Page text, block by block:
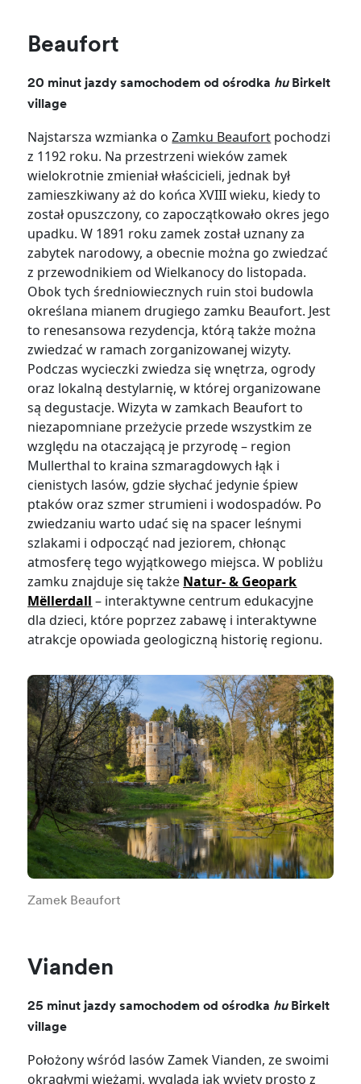
Beaufort
20 minut jazdy samochodem od ośrodka huBirkelt
village
Najstarsza wzmianka oZamku Beaufort pochodzi
z 1192 roku. Na przestrzeni wieków zamek
wielokrotnie zmieniał właścicieli, jednak był
zamieszkiwany aż do końca XVIII wieku, kiedy to
został opuszczony, co zapoczątkowało okres jego
upadku. W 1891 roku zamek został uznany za
zabytek narodowy, a obecnie można go zwiedzać
z przewodnikiem od Wielkanocy do listopada.
Obok tych średniowiecznych ruin stoi budowla
określana mianem drugiego zamku Beaufort. Jest
to renesansowa rezydencja, którą także można
zwiedzać w ramach zorganizowanej wizyty.
Podczas wycieczki zwiedza się wnętrza, ogrody
oraz lokalną destylarnię, w której organizowane
są degustacje. Wizyta w zamkach Beaufort to
niezapomniane przeżycie przede wszystkim ze
względu na otaczającą je przyrodę – region
Mullerthal to kraina szmaragdowych łąk i
cienistych lasów, gdzie słychać jedynie śpiew
ptaków oraz szmer strumieni i wodospadów. Po
zwiedzaniu warto udać się na spacer leśnymi
szlakami i odpocząć nad jeziorem, chłonąc
atmosferę tego wyjątkowego miejsca. W pobliżu
zamku znajduje się także Natur- & Geopark
Mëllerdall – interaktywne centrum edukacyjne
dla dzieci, które poprzez zabawę i interaktywne
atrakcje opowiada geologiczną historię regionu.
Zamek Beaufort
Vianden
25 minut jazdy samochodem od ośrodka huBirkelt
village
Położony wśród lasów Zamek Vianden, ze swoimi
okrągłymi wieżami, wygląda jak wyjęty prosto z